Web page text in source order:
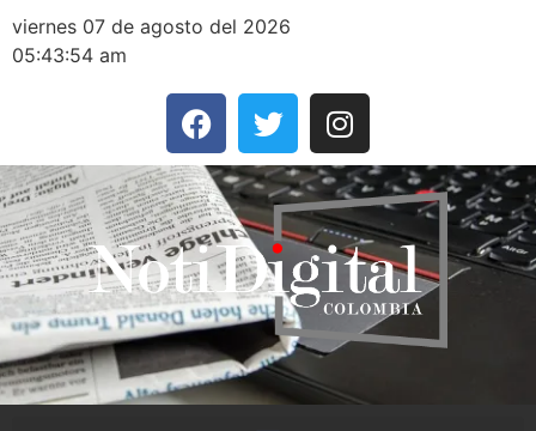
viernes 07 de agosto del 2026
05:43:54 am